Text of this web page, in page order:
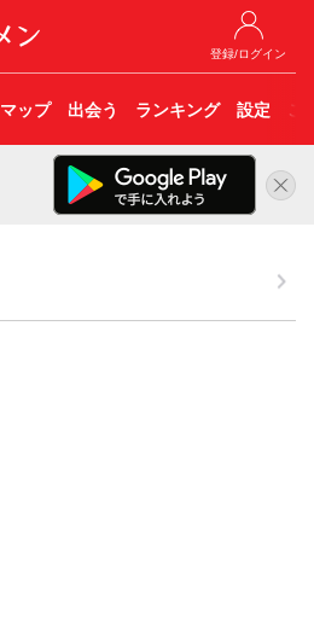
登録/ログイン
マップ 出会う ランキング 設定 こ